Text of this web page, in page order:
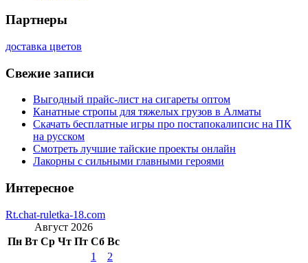
Партнеры
доставка цветов
Свежие записи
Выгодный прайс-лист на сигареты оптом
Канатные стропы для тяжелых грузов в Алматы
Скачать бесплатные игры про постапокалипсис на ПК
на русском
Смотреть лучшие тайские проекты онлайн
Лакорны с сильными главными героями
Интересное
Rt.chat-ruletka-18.com
Август 2026
Пн Вт Ср Чт Пт Сб Вс
1
2